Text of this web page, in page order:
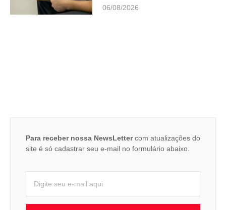
06/08/2026
Para receber nossa NewsLettercom atualizações do
site é só cadastrar seu e-mail no formulário abaixo.